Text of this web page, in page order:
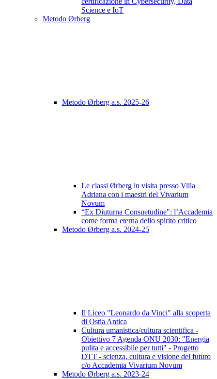
Science e IoT
Metodo Ørberg
Metodo Ørberg a.s. 2025-26
Le classi Ørberg in visita presso Villa
Adriana con i maestri del Vivarium
Novum
“Ex Diuturna Consuetudine": l’Accademia
come forma eterna dello spirito critico
Metodo Ørberg a.s. 2024-25
Il Liceo "Leonardo da Vinci" alla scoperta
di Ostia Antica
Cultura umanistica/cultura scientifica -
Obiettivo 7 Agenda ONU 2030: "Energia
pulita e accessibile per tutti" - Progetto
DTT - scienza, cultura e visione del futuro
c/o Accademia Vivarium Novum
Metodo Ørberg a.s. 2023-24